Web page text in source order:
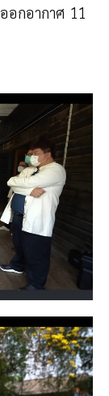
ออกอากาศ 11